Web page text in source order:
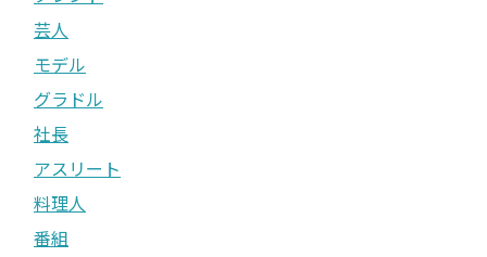
芸人
モデル
グラドル
社長
アスリート
料理人
番組